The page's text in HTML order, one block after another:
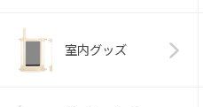
室内グッズ